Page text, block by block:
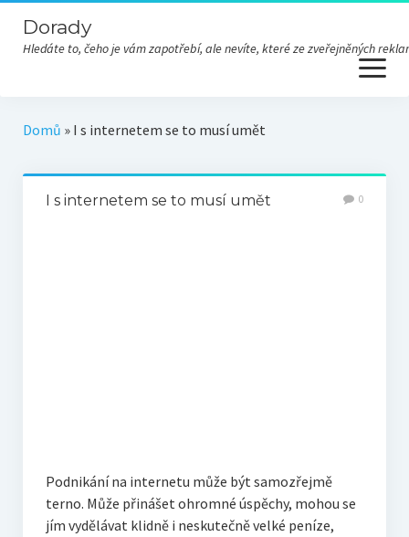
Dorady
Hledáte to, čeho je vám zapotřebí, ale nevíte, které ze zveřejněných
open
menu
Domů » I s internetem se to musí umět
I s internetem se to musí umět 0
Podnikání na internetu může být samozřejmě
terno. Může přinášet ohromné úspěchy, mohou se
jím vydělávat klidně i neskutečně velké peníze,